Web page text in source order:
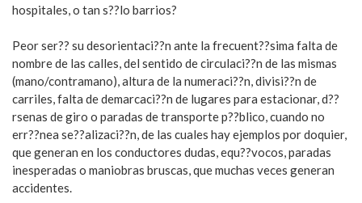
hospitales, o tan s??lo barrios?
Peor ser?? su desorientaci??n ante la frecuent??sima falta de
nombre de las calles, del sentido de circulaci??n de las mismas
(mano/contramano), altura de la numeraci??n, divisi??n de
carriles, falta de demarcaci??n de lugares para estacionar, d??
rsenas de giro o paradas de transporte p??blico, cuando no
err??nea se??alizaci??n, de las cuales hay ejemplos por doquier,
que generan en los conductores dudas, equ??vocos, paradas
inesperadas o maniobras bruscas, que muchas veces generan
accidentes.